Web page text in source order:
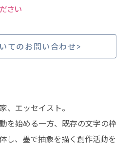
さい
てのお問い合わせ
、エッセイスト。
を始める一方、既存の文字の枠
し、墨で抽象を描く創作活動を